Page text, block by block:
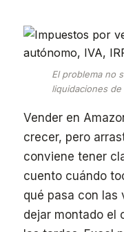
El problema no
liquidaciones
Vender en
crecer, pero
conviene tener
cuento cuándo
qué pasa con las
dejar montado el